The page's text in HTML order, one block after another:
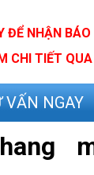
ĐỂ NHẬN
CHI TIẾT
VẤN NGAY